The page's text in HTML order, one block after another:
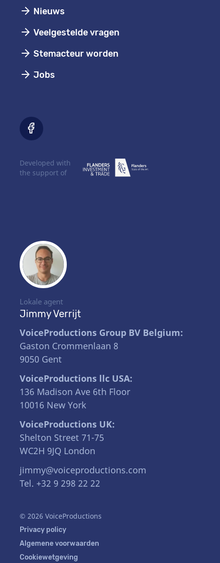
Nieuws
Veelgestelde vragen
Stemacteur worden
Jobs
Lokale agent
Jimmy Verrijt
VoiceProductions Group BV Belgium:
Gaston Crommenlaan 8
9050 Gent
VoiceProductions llc USA:
136 Madison Ave 6th Floor
10016 New York
VoiceProductions UK:
Shelton Street 71-75
WC2H 9JQ London
jimmy@voiceproductions.com
Tel. +32 9 298 22 22
© 2026 VoiceProductions
Privacy policy
Algemene voorwaarden
Cookiewetgeving
Developed with
the support of